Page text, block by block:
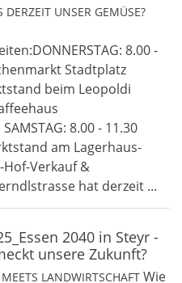
DERZEIT UNSER GEMÜSE?
8.00 -
Stadtplatz
beim Leopoldi
8.00 - 11.30
am Lagerhaus-
Verkauf &
hat derzeit ...
2040 in Steyr -
unsere Zukunft?
LANDWIRTSCHAFT Wie